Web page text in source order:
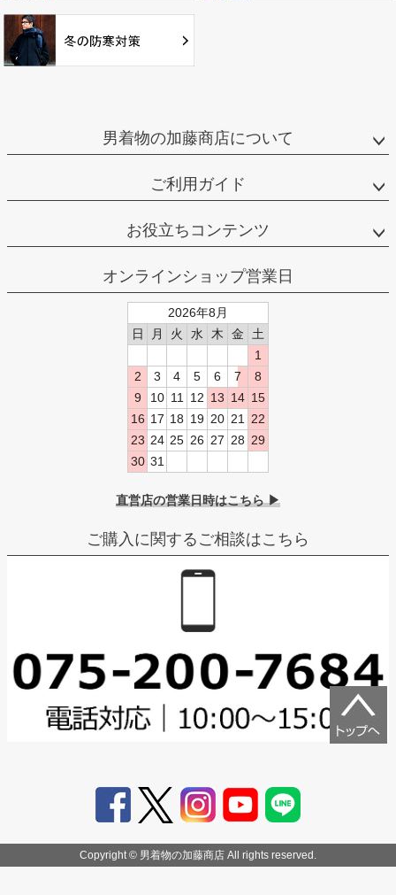
男着物の加藤商店について
ご利用ガイド
お役立ちコンテンツ
オンラインショップ営業日
2026年8月
日
月 火 水 木 金
土
1
2
3 4 5 6 7
8
9
10 11 12 13 14 15
16 17 18 19 20 21
22
23 24 25 26 27 28 29
30 31
直営店の営業日時はこちら ▶
ご購入に関するご相談はこちら
Copyright © 男着物の加藤商店 All rights reserved.